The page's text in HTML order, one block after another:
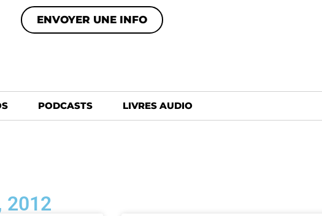
ENVOYER UNE INFO
PODCASTS LIVRES AUDIO
2012